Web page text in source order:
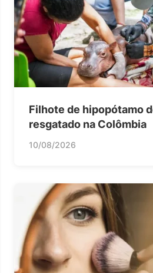
Filhote de hipopótamo
resgatado na Colômbia
10/08/2026